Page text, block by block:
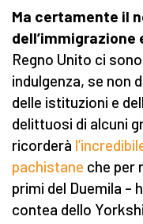
Ma certamente il
Regno Unito ci
indulgenza, se non
delle istituzioni e
delittuosi di alcuni
ricorderà
pachistane che per
primi del Duemila –
contea dello